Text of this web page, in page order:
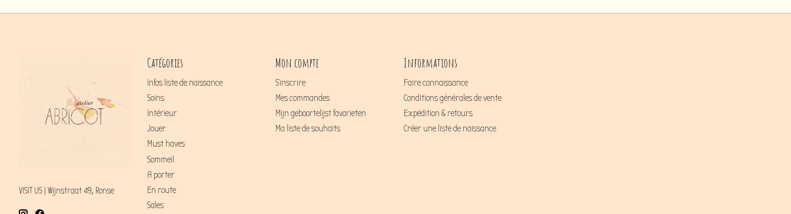
VISIT US | Wijnstraat 49, Ronse
Catégories
Infos liste de naissance
Soins
Intérieur
Jouer
Must haves
Sommeil
A porter
En route
Sales
Mon compte
S'inscrire
Mes commandes
Mijn geboortelijst favorieten
Ma liste de souhaits
Informations
Faire connaissance
Conditions générales de vente
Expédition & retours
Créer une liste de naissance